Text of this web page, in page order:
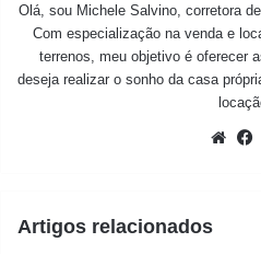
Olá, sou Michele Salvino, corretora
Com especialização na venda e
terrenos, meu objetivo é oferecer
deseja realizar o sonho da casa
Artigos relacionados